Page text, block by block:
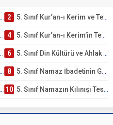
2 5. Sınıf Kur’an-ı Kerim ve Temel Özellikleri Testi – Online Çöz
4 5. Sınıf Kur’an-ı Kerim’in Temel Özellikleri ve Önemi Testi – Online Çöz
6 5. Sınıf Din Kültürü ve Ahlak Bilgisi 2. Ünite: Namaz İbadeti Çalışmaları
8 5. Sınıf Namaz İbadetinin Getirdiği Faydalar Testi
10 5. Sınıf Namazın Kılınışı Testi – Online Çöz